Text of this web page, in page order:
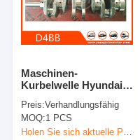
Maschinen-
Kurbelwelle Hyundais
Preis:Verhandlungsfähig
MOQ:1 PCS